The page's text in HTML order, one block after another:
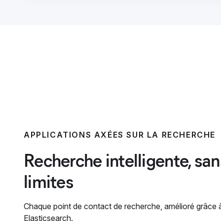
APPLICATIONS AXÉES SUR LA RECHERCHE
Recherche intelligente,
limites
Chaque point de contact de recherche, amélioré grâce
Elasticsearch.